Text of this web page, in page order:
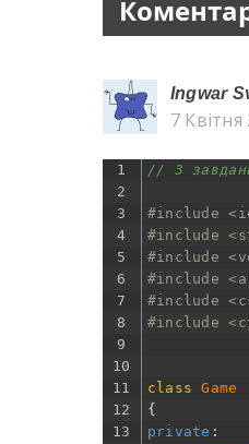
Ingwar
7
1
2
3
4
5
6
7
8
9
10
11
12
13
// 3
#include
#include
#include
#include
#include
#include
class
Game
{
private :